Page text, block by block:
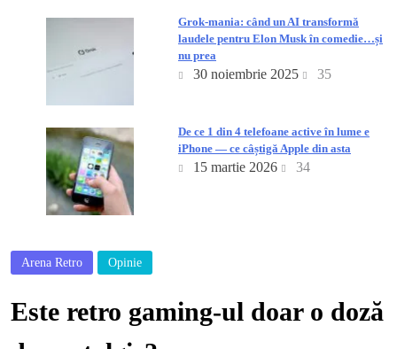
Arena Retro Opinie
Este retro gaming-ul doar o doză
Grok-mania: când un AI transformă
laudele pentru Elon Musk în comedie…și
nu prea
30 noiembrie 2025 35
De ce 1 din 4 telefoane active în lume e
iPhone — ce câștigă Apple din asta
15 martie 2026 34